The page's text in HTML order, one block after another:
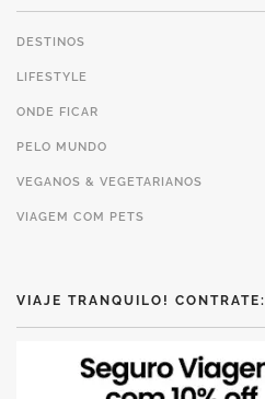
DESTINOS
LIFESTYLE
ONDE FICAR
PELO MUNDO
VEGANOS & VEGETARIANOS
VIAGEM COM PETS
VIAJE TRANQUILO! CONTRATE: